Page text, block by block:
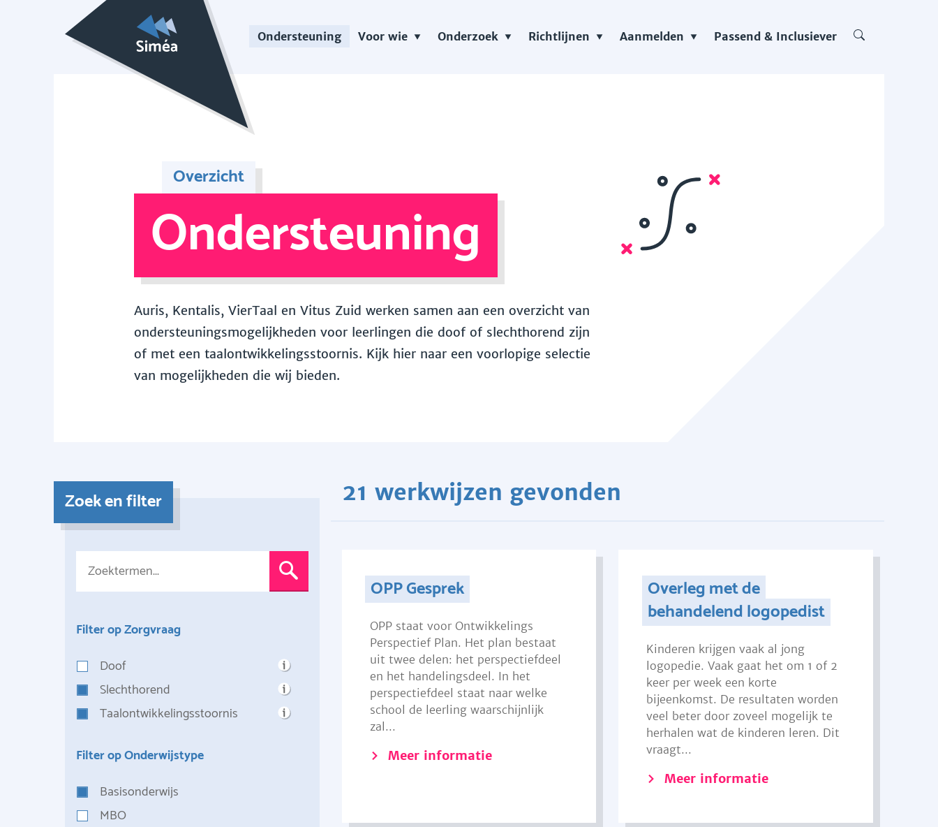
Ondersteuning Voor wie Onderzoek Richtlijnen Aanmelden Passend & Inclusiever
Overzicht
Ondersteuning
Auris, Kentalis, VierTaal en Vitus Zuid werken samen aan een overzicht van
ondersteuningsmogelijkheden voor leerlingen die doof of slechthorend zijn
of met een taalontwikkelingsstoornis. Kijk hier naar een voorlopige selectie
van mogelijkheden die wij bieden.
Zoek en filter
Filter op Zorgvraag
Doof
Slechthorend
Taalontwikkelingsstoornis
Filter op Onderwijstype
Basisonderwijs
MBO
21 werkwijzen gevonden
OPP Gesprek
OPP staat voor Ontwikkelings
Perspectief Plan. Het plan bestaat
uit twee delen: het perspectiefdeel
en het handelingsdeel. In het
perspectiefdeel staat naar welke
school de leerling waarschijnlijk
zal...
Meer informatie
Overleg met de
behandelend logopedist
Kinderen krijgen vaak al jong
logopedie. Vaak gaat het om 1 of 2
keer per week een korte
bijeenkomst. De resultaten worden
veel beter door zoveel mogelijk te
herhalen wat de kinderen leren. Dit
vraagt...
Meer informatie